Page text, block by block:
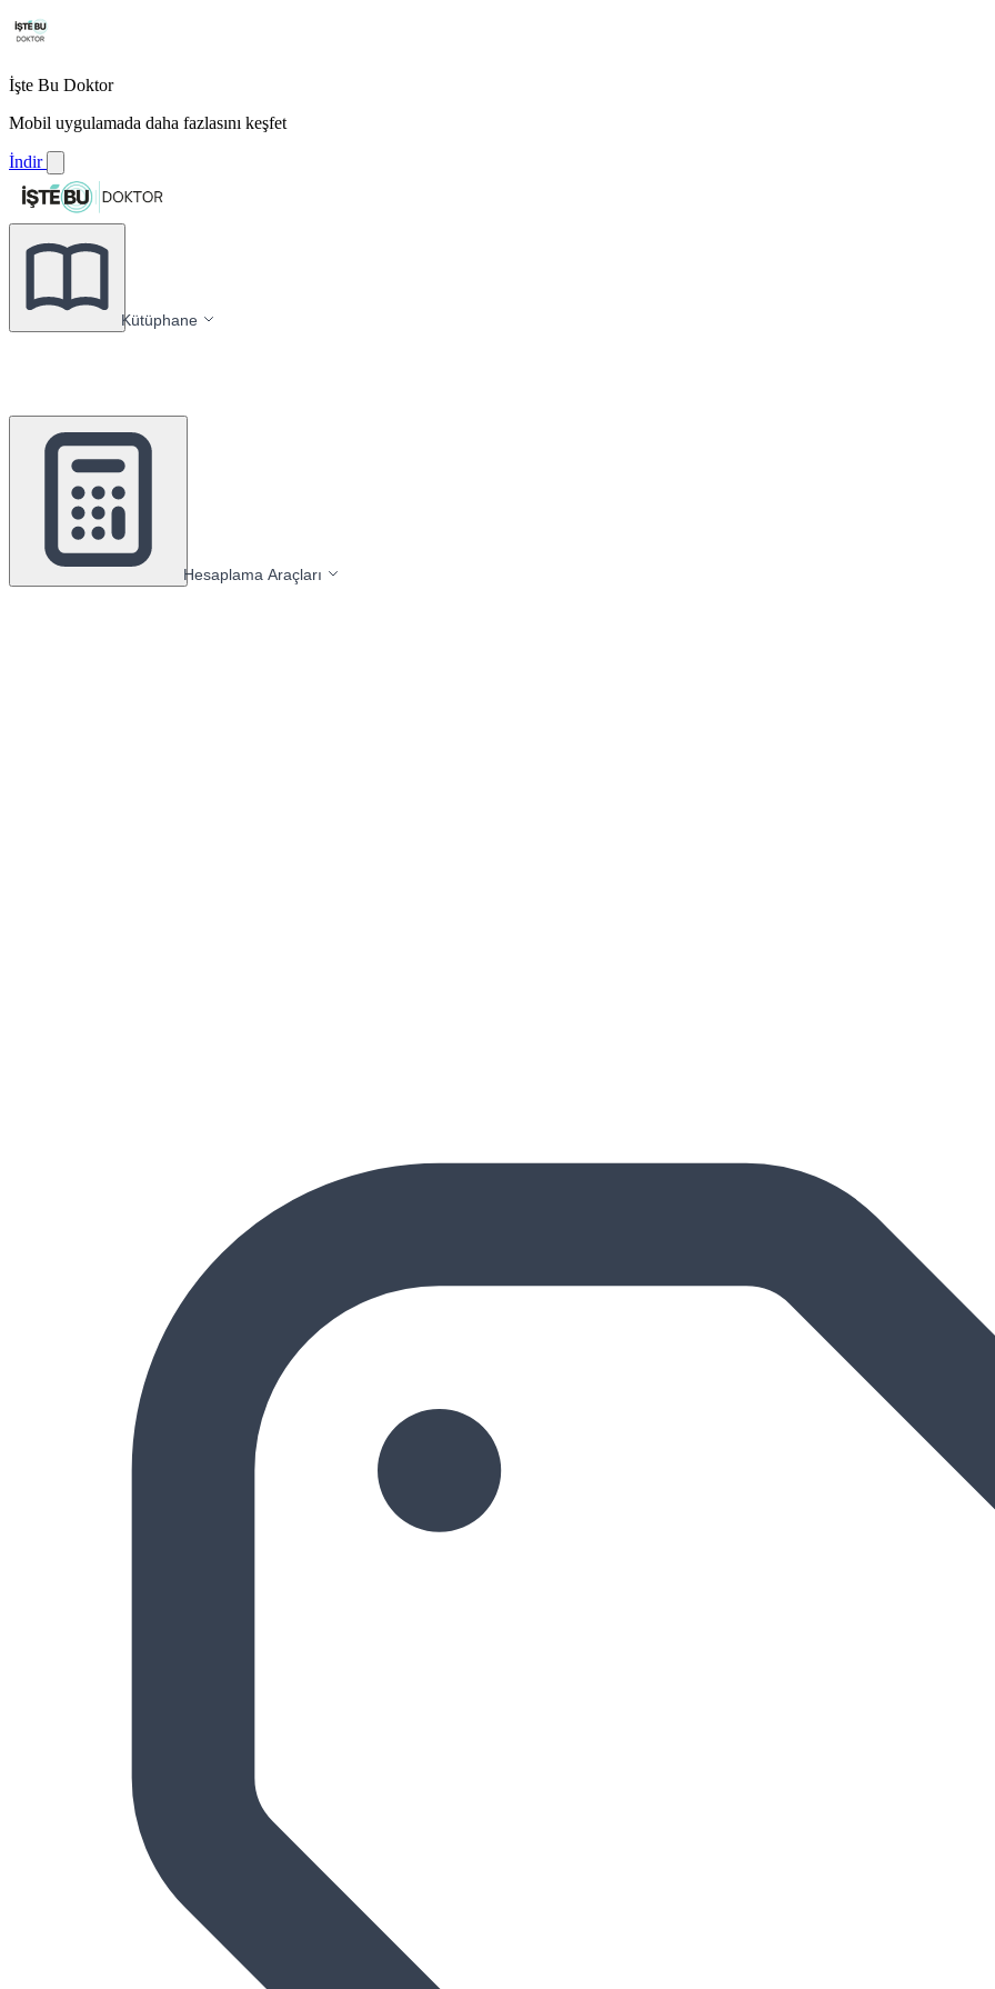
İşte Bu Doktor
Mobil uygulamada daha fazlasını keşfet
İndir
Kütüphane
Hesaplama Araçları